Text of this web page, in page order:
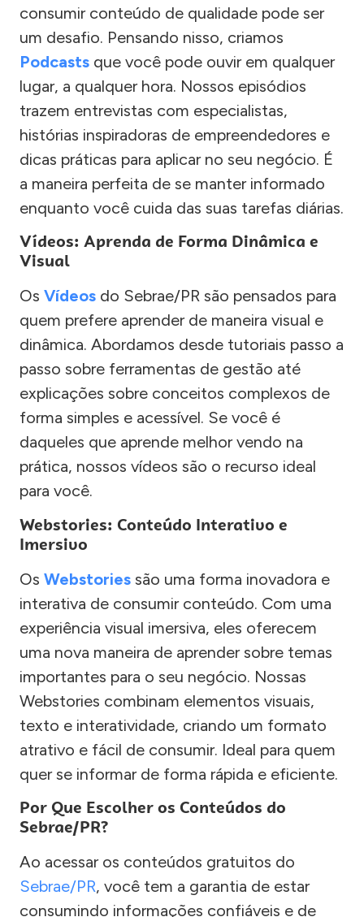
consumir conteúdo de qualidade pode ser
um desafio. Pensando nisso, criamos
Podcasts que você pode ouvir em qualquer
lugar, a qualquer hora. Nossos episódios
trazem entrevistas com especialistas,
histórias inspiradoras de empreendedores e
dicas práticas para aplicar no seu negócio. É
a maneira perfeita de se manter informado
enquanto você cuida das suas tarefas diárias.
Vídeos: Aprenda de Forma Dinâmica e
Visual
Os Vídeos do Sebrae/PR são pensados para
quem prefere aprender de maneira visual e
dinâmica. Abordamos desde tutoriais passo a
passo sobre ferramentas de gestão até
explicações sobre conceitos complexos de
forma simples e acessível. Se você é
daqueles que aprende melhor vendo na
prática, nossos vídeos são o recurso ideal
para você.
Webstories: Conteúdo Interativo e
Imersivo
Os Webstories são uma forma inovadora e
interativa de consumir conteúdo. Com uma
experiência visual imersiva, eles oferecem
uma nova maneira de aprender sobre temas
importantes para o seu negócio. Nossas
Webstories combinam elementos visuais,
texto e interatividade, criando um formato
atrativo e fácil de consumir. Ideal para quem
quer se informar de forma rápida e eficiente.
Por Que Escolher os Conteúdos do
Sebrae/PR?
Ao acessar os conteúdos gratuitos do
Sebrae/PR, você tem a garantia de estar
consumindo informações confiáveis e de